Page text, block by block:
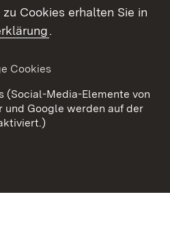
Impressum
Cookies erhalten Sie in
.
Cookies
(Social-Media-Elemente von
und Google werden auf der